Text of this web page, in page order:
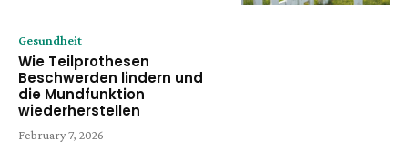
Gesundheit
Wie Teilprothesen
Beschwerden lindern und
die Mundfunktion
wiederherstellen
February 7, 2026